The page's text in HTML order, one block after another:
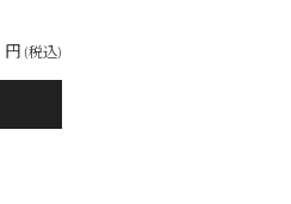
円 (税込)